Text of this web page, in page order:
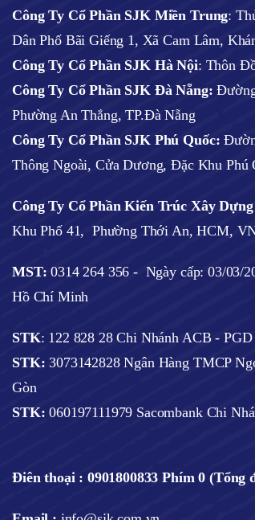
Công Ty Cổ Phần SJK Miền Trung:
Dân Phố Bãi Giếng 1, Xã Cam Lâm,
Công Ty Cổ Phần SJK Hà Nội: Thôn
Công Ty Cổ Phần SJK Đà Nẵng:
Phường An Thắng, TP.Đà Nẵng
Công Ty Cổ Phần SJK Phú Quốc:
Thông Ngoài, Cửa Dương, Đặc Khu Phú
Công Ty Cổ Phần Kiến Trúc Xây Dựng
Khu Phố 41, Phường Thới An, HCM,
MST:0314 264 356 - Ngày cấp: 03/03/
Hồ Chí Minh
STK: 122 828 28 Chi Nhánh ACB -
STK: 3073142828 Ngân Hàng TMCP
Gòn
STK:060197111979 Sacombank Chi
Điên thoại : 0901800833 Phím 0 (Tổng